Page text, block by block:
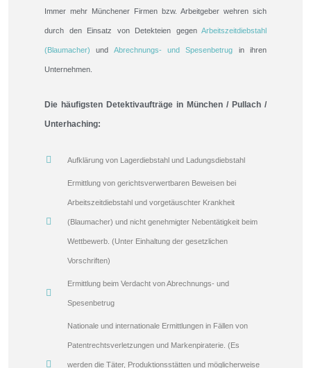
Immer mehr Münchener Firmen bzw. Arbeitgeber wehren sich
durch den Einsatz von Detekteien gegen Arbeitszeitdiebstahl
(Blaumacher) und Abrechnungs- und Spesenbetrug in ihren
Unternehmen.
Die häufigsten Detektivaufträge in München / Pullach /
Unterhaching:
Aufklärung von Lagerdiebstahl und Ladungsdiebstahl
Ermittlung von gerichtsverwertbaren Beweisen bei
Arbeitszeitdiebstahl und vorgetäuschter Krankheit
(Blaumacher) und nicht genehmigter Nebentätigkeit beim
Wettbewerb. (Unter Einhaltung der gesetzlichen
Vorschriften)
Ermittlung beim Verdacht von Abrechnungs- und
Spesenbetrug
Nationale und internationale Ermittlungen in Fällen von
Patentrechtsverletzungen und Markenpiraterie. (Es
werden die Täter, Produktionsstätten und möglicherweise